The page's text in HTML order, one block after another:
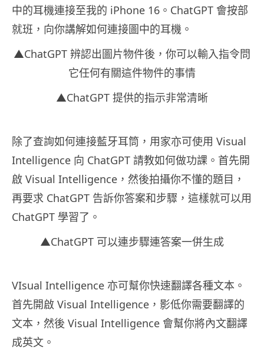
中的耳機連接至我的 iPhone 16。ChatGPT 會按部
就班，向你講解如何連接圖中的耳機。
▲ChatGPT 辨認出圖片物件後，你可以輸入指令問
它任何有關這件物件的事情
▲ChatGPT 提供的指示非常清晰
除了查詢如何連接藍牙耳筒，用家亦可使用 Visual
Intelligence 向 ChatGPT 請教如何做功課。首先開
啟 Visual Intelligence，然後拍攝你不懂的題目，
再要求 ChatGPT 告訴你答案和步驟，這樣就可以用
ChatGPT 學習了。
▲ChatGPT 可以連步驟連答案一併生成
VIsual Intelligence 亦可幫你快速翻譯各種文本。
首先開啟 Visual Intelligence，影低你需要翻譯的
文本，然後 Visual Intelligence 會幫你將內文翻譯
成英文。